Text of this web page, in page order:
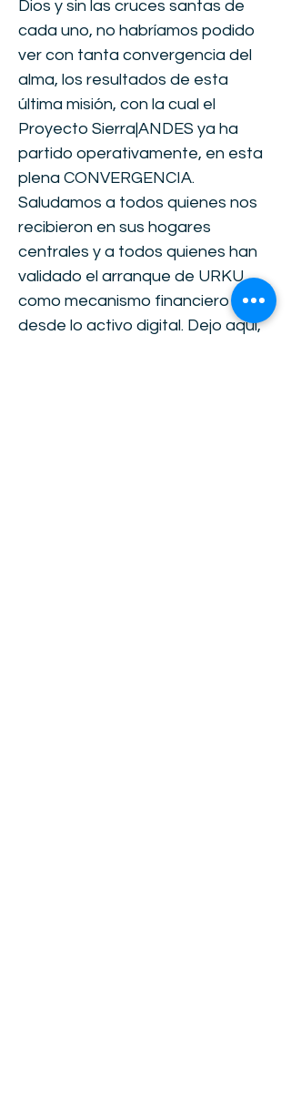
Dios y sin las cruces santas de
cada uno, no habríamos podido
ver con tanta convergencia del
alma, los resultados de esta
última misión, con la cual el
Proyecto Sierra|ANDES ya ha
partido operativamente, en esta
plena CONVERGENCIA.
Saludamos a todos quienes nos
recibieron en sus hogares
centrales y a todos quienes han
validado el arranque de URKU
como mecanismo financiero
desde lo activo digital. Dejo aquí,